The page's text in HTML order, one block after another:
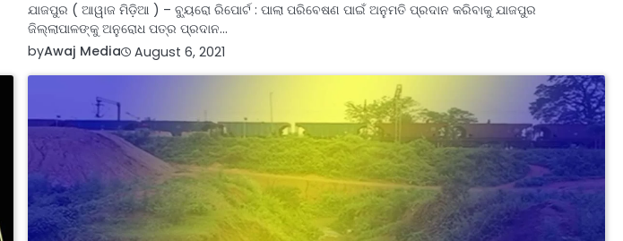
ଯାଜପୁର ( ଆୱାଜ ମିଡ଼ିଆ ) – ବ୍ୟୁରୋ ରିପୋର୍ଟ : ପାଲା ପରିବେଷଣ ପାଇଁ ଅନୁମତି ପ୍ରଦାନ କରିବାକୁ ଯାଜପୁର
ଜିଲ୍ଲାପାଳଙ୍କୁ ଅନୁରୋଧ ପତ୍ର ପ୍ରଦାନ…
byAwaj Media August 6, 2021